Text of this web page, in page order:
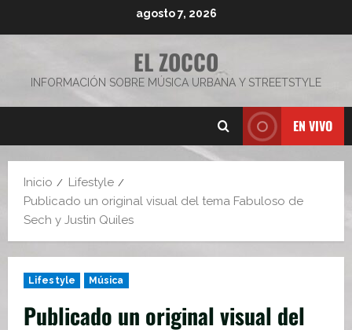
agosto 7, 2026
EL ZOCCO
INFORMACIÓN SOBRE MÚSICA URBANA Y STREETSTYLE
EN VIVO
Inicio
Lifestyle
Publicado un original visual del tema Fabuloso de
Sech y Justin Quiles
Lifestyle Música
Publicado un original visual del